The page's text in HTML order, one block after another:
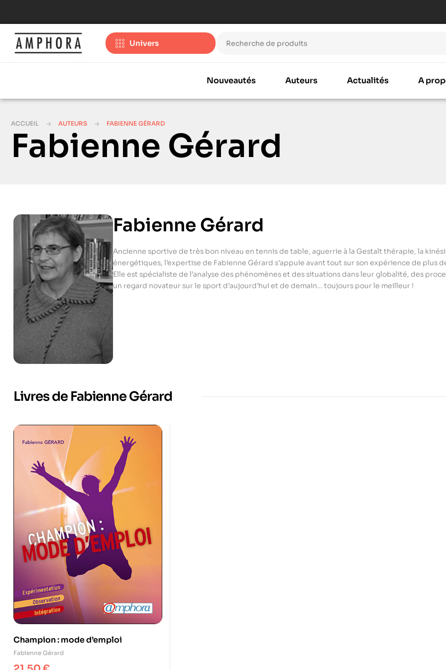
Univers
Nouveautés Auteurs Actualités A
Fabienne Gérard
ACCUEIL AUTEURS FABIENNE GÉRARD
Fabienne Gérard
Ancienne sportive de très bon niveau en tennis de table, aguerrie à la Gestalt thérapie, la
énergétiques, l’expertise de Fabienne Gérard s’appuie avant tout sur son expérience de
Elle est spécialiste de l’analyse des phénomènes et des situations dans leur globalité, des
un regard novateur sur le sport d’aujourd’hui et de demain… toujours pour le meilleur !
Livres de Fabienne Gérard
Champion : mode d’emploi
Fabienne Gérard